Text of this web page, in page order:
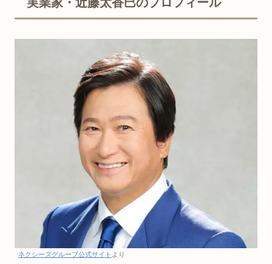
ネクシーズグループ公式サイト より